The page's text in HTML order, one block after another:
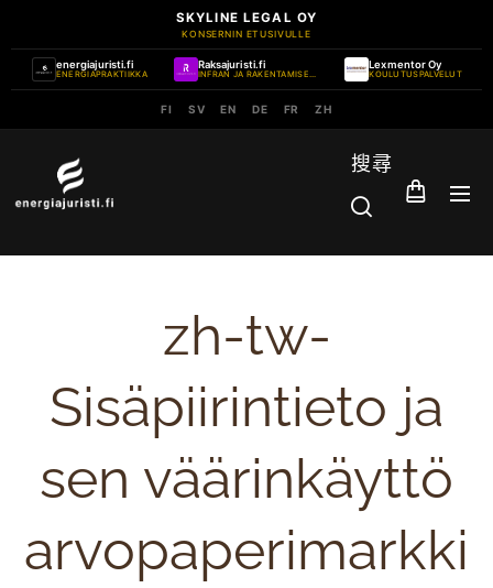
SKYLINE LEGAL OY
KONSERNIN ETUSIVULLE
energiajuristi.fi
ENERGIAPRAKTIIKKA
Raksajuristi.fi
INFRAN JA RAKENTAMISEN PRAKTIIKKA
Lexmentor Oy
KOULUTUSPALVELUT
FI SV EN DE FR ZH
搜尋
zh-tw-
Sisäpiirintieto ja
sen väärinkäyttö
arvopaperimarkki